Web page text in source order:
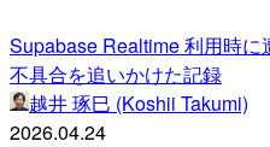
Supabase Realtime 利用時
不具合を追いかけた記録
越井 琢巳 (Koshii Takumi)
2026.04.24